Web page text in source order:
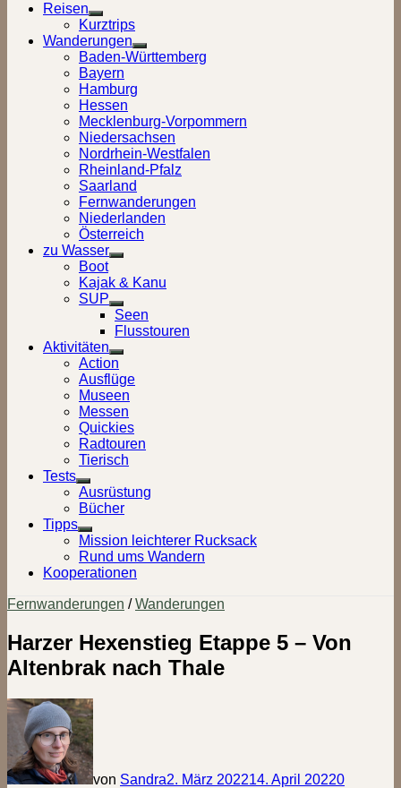
Reisen
Show
sub
menu
Kurztrips
Wanderungen
Show
sub
Baden-Württemberg
Bayern
Hamburg
Hessen
Mecklenburg-Vorpommern
Niedersachsen
Nordrhein-Westfalen
Rheinland-Pfalz
Saarland
Fernwanderungen
Niederlanden
Österreich
zu Wasser
Show
sub
menu
Boot
Kajak & Kanu
SUP
Show
sub
menu
Seen
Flusstouren
Aktivitäten
Show
sub
menu
Action
Ausflüge
Museen
Messen
Quickies
Radtouren
Tierisch
Tests
Show
sub
menu
Ausrüstung
Bücher
Tipps
Show
sub
menu
Mission leichterer Rucksack
Rund ums Wandern
Kooperationen
Fernwanderungen /Wanderungen
Harzer Hexenstieg Etappe 5 – Von
Altenbrak nach Thale
von Sandra2. März 202214. April 20220